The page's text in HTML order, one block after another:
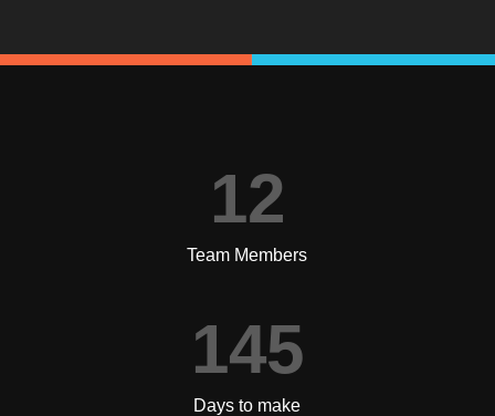
12
Team Members
145
Days to make